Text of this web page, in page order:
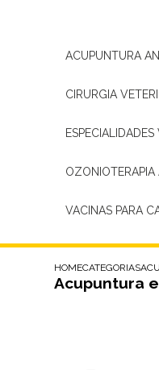
ACUPUNTURA
CIRURGIA
OZONIOTERAPIA
VACINAS PARA
HOMECATEGORIAS
Acupuntura